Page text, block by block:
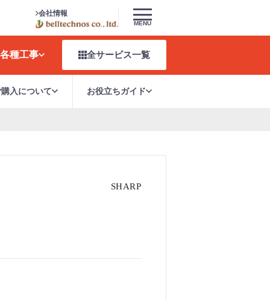
会社情報
MENU
各種工事 全サービス一覧
入について お役立ちガイド